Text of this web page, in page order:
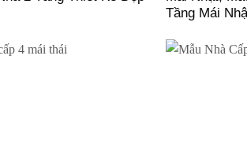
Tầng Mái